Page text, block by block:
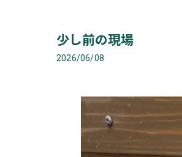
少し前の現場
2026/06/08